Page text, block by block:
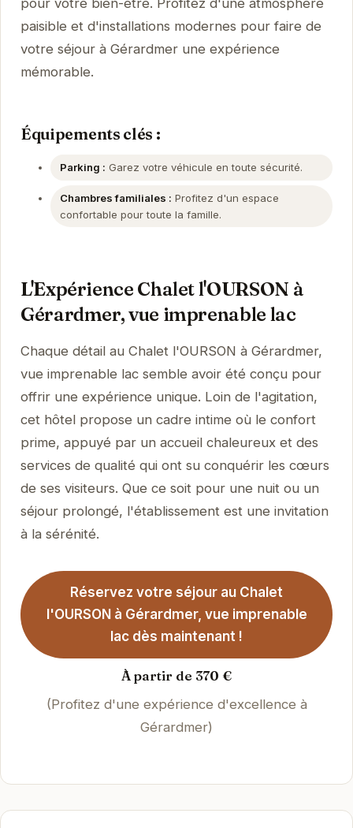
pour votre bien-être. Profitez d'une atmosphère
paisible et d'installations modernes pour faire de
votre séjour à Gérardmer une expérience
mémorable.
Équipements clés :
Parking : Garez votre véhicule en toute sécurité.
Chambres familiales : Profitez d'un espace
confortable pour toute la famille.
L'Expérience Chalet l'OURSON à
Gérardmer, vue imprenable lac
Chaque détail au Chalet l'OURSON à Gérardmer,
vue imprenable lac semble avoir été conçu pour
offrir une expérience unique. Loin de l'agitation,
cet hôtel propose un cadre intime où le confort
prime, appuyé par un accueil chaleureux et des
services de qualité qui ont su conquérir les cœurs
de ses visiteurs. Que ce soit pour une nuit ou un
séjour prolongé, l'établissement est une invitation
à la sérénité.
Réservez votre séjour au Chalet
l'OURSON à Gérardmer, vue imprenable
lac dès maintenant !
À partir de 370 €
(Profitez d'une expérience d'excellence à
Gérardmer)